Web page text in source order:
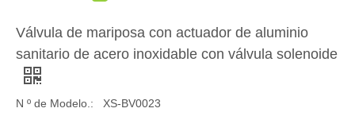
Válvula de mariposa con actuador de aluminio
sanitario de acero inoxidable con válvula solenoide
N º de Modelo.:
XS-BV0023